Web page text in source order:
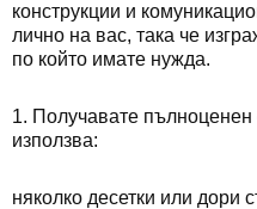
конструкции и
лично на вас, така че
по който имате нужда.
1. Получавате
използва:
няколко десетки или дори